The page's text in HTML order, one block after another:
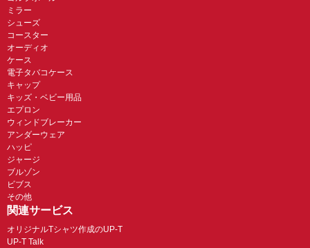
ミラー
シューズ
コースター
オーディオ
ケース
電子タバコケース
キャップ
キッズ・ベビー用品
エプロン
ウィンドブレーカー
アンダーウェア
ハッピ
ジャージ
ブルゾン
ビブス
その他
関連サービス
オリジナルTシャツ作成のUP-T
UP-T Talk